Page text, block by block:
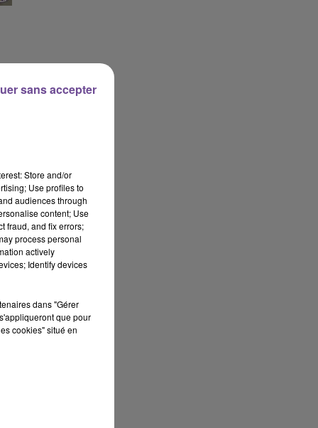
Store and/or
Use profiles to
audiences through
content; Use
fraud, and fix errors;
process personal
actively
Identify devices
dans "Gérer
que pour
cookies" situé en
sans accepter